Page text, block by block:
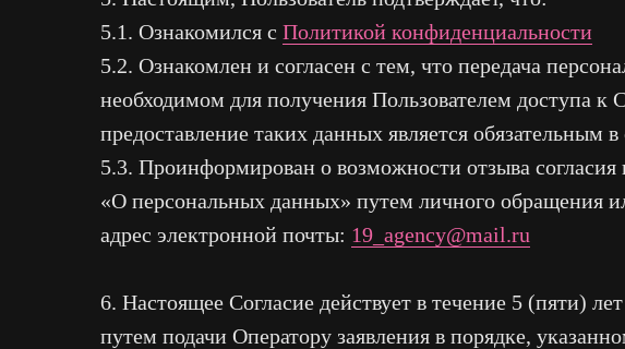
5.1. Ознакомился с Политикой конфиденциальности
5.2. Ознакомлен и согласен с тем, что передача
необходимом для получения Пользователем доступа к
предоставление таких данных является обязательным
5.3. Проинформирован о возможности отзыва
«О персональных данных» путем личного обращения
адрес электронной почты: 19_agency@mail.ru
6. Настоящее Согласие действует в течение 5 (пяти)
путем подачи Оператору заявления в порядке,